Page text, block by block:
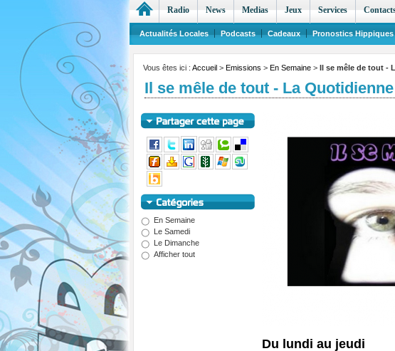
Vous êtes ici : Accueil > Emissions > En Semaine > Il se mêle de tout -
Il se mêle de tout - La Quotidienne
Du lundi au jeudi
En Semaine
Le Samedi
Le Dimanche
Afficher tout
Radio News Medias Jeux Services
Actualités Locales Podcasts Cadeaux Pronostics Hippiques